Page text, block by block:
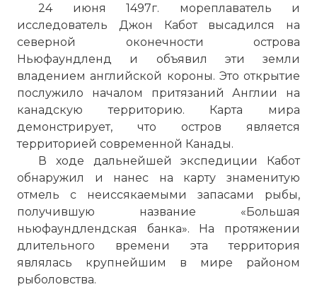
24 июня 1497г. мореплаватель и
исследователь Джон Кабот высадился на
северной оконечности острова
Ньюфаундленд и объявил эти земли
владением английской короны. Это открытие
послужило началом притязаний Англии на
канадскую территорию. Карта мира
демонстрирует, что остров является
территорией современной Канады.
В ходе дальнейшей экспедиции Кабот
обнаружил и нанес на карту знаменитую
отмель с неиссякаемыми запасами рыбы,
получившую название «Большая
ньюфаундлендская банка». На протяжении
длительного времени эта территория
являлась крупнейшим в мире районом
рыболовства.